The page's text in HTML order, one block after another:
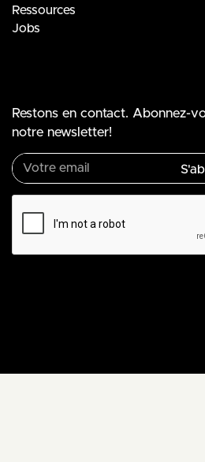
Ressources
Jobs
Restons en contact. Abonnez-
notre newsletter!